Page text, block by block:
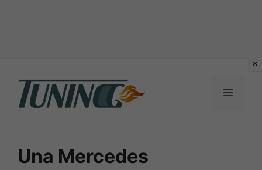
contenuto
Menu
Una Mercedes